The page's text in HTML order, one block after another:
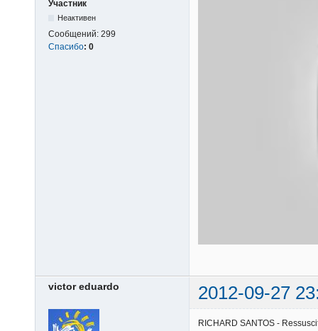
Участник
Неактивен
Сообщений: 299
Спасибо: 0
victor eduardo 2012-09-27
RICHARD SANTOS -